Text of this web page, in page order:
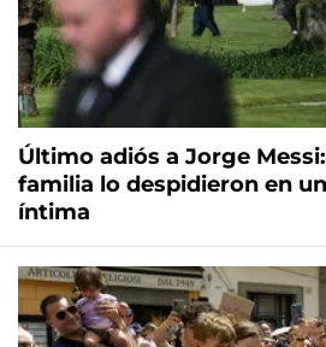
Último adiós a Jorge
familia lo despidieron en
íntima